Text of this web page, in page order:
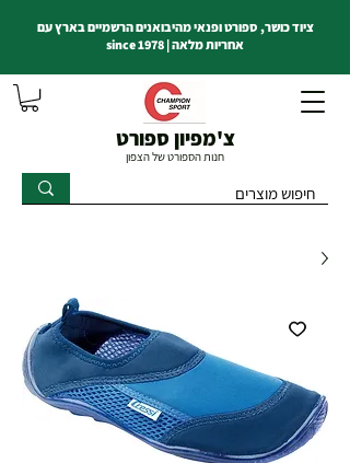
צ'מפיון ספורט
חנות הספורט של הצפון
ציוד כושר, ספורט ופנאי מהיבואנים הרשמיים בארץ עם
אחריות מלאה | since 1978